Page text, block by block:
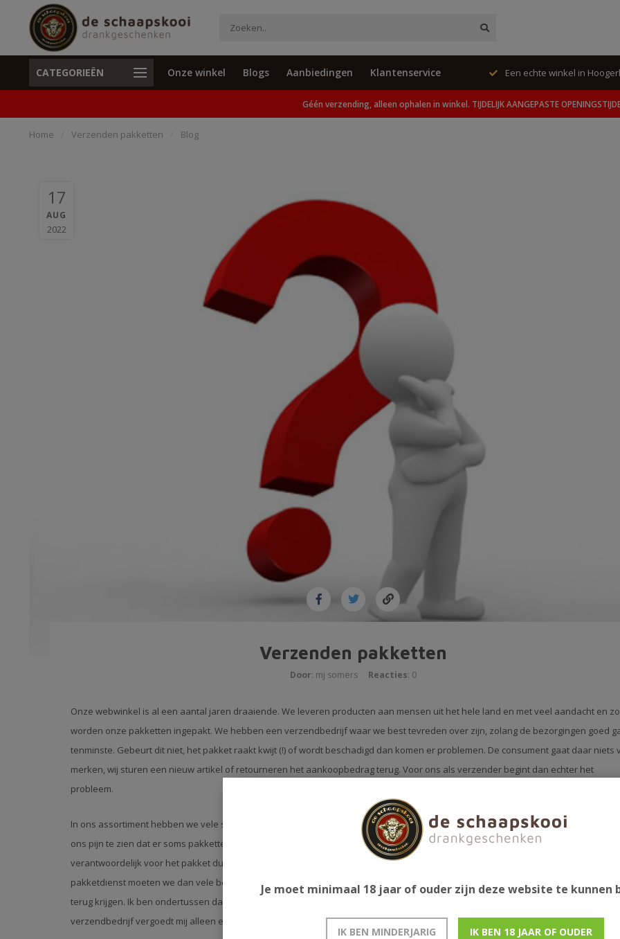
CATEGORIEËN Onze winkel Blogs Aanbiedingen Klantenservice
Unieke cadeaus en specials Geen verzending, alleen ophalen in winkel. Een echte winkel in
Géén verzending, alleen ophalen in winkel. TIJDELIJK AANGEPASTE
Home Verzenden pakketten Blog
17
AUG
2022
Verzenden pakketten
Door: mj somers Reacties: 0
Onze webwinkel is al een aantal jaren draaiende. We leveren producten aan mensen uit het hele land en met veel aandacht en
worden onze pakketten ingepakt. We hebben een verzendbedrijf waar we best tevreden over zijn, zolang de bezorgingen goed
tenminste. Gebeurt dit niet, het pakket raakt kwijt (!) of wordt beschadigd dan komen er problemen. De consument gaat daar niets
merken, wij sturen een nieuw artikel of retourneren het aankoopbedrag terug. Voor ons als verzender begint dan echter het
probleem.
In ons assortiment hebben we vele specials en limited editions van met name whisky. Deze flessen zijn niet vervangbaar en het
ons pijn te zien dat er soms pakketten "kwijtraken" waar zo een fles (of flessen) inzitten. Als verzender blijf je ten alle tijden
verantwoordelijk voor het pakket dus als zoiets voorkomt retourneren we het aankoopbedrag naar de consument. V.w.b. de
pakketdienst moeten we dan vele bewijzen verzamelen om onze claim behandeld te krijgen. We mogen dan blij zijn als we nog geld
terug krijgen. Ik ben ondertussen dan wel een mooie limited edition whisky kwijt. Extra verzekeren van het pakket maakt niet uit, het
verzendbedrijf vergoedt mij alleen een fractie van de inkoopwaarde.
Je moet minimaal 18 jaar of ouder zijn deze website te kunnen
IK BEN MINDERJARIG IK BEN 18 JAAR OF OUDER